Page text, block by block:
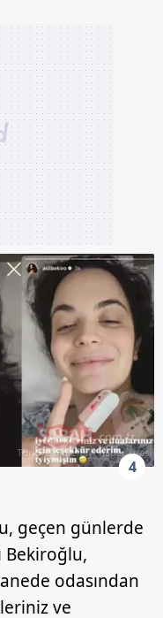
4
geçen günlerde
Bekiroğlu,
odasından
ve